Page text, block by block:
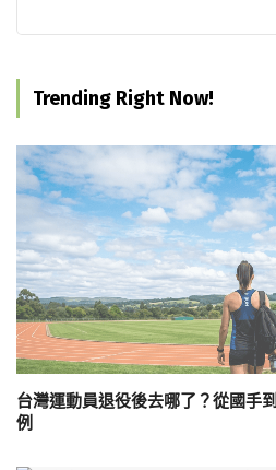
Trending Right Now!
台灣運動員退役後去哪了？從國手
例